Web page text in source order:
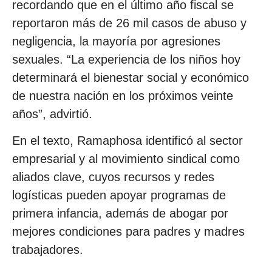
recordando que en el último año fiscal se
reportaron más de 26 mil casos de abuso y
negligencia, la mayoría por agresiones
sexuales. “La experiencia de los niños hoy
determinará el bienestar social y económico
de nuestra nación en los próximos veinte
años”, advirtió.
En el texto, Ramaphosa identificó al sector
empresarial y al movimiento sindical como
aliados clave, cuyos recursos y redes
logísticas pueden apoyar programas de
primera infancia, además de abogar por
mejores condiciones para padres y madres
trabajadores.